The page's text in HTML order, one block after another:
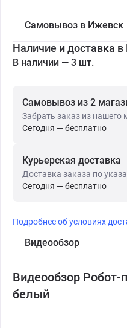
Самовывоз в Ижевск
Наличие и доставка
В наличии — 3 шт.
Самовывоз из 2
Забрать заказ из нашего
Сегодня — бесплатно
Курьерская доставка
Доставка заказа по
Сегодня — бесплатно
Подробнее об условиях
Видеообзор
Видеообзор Робот-
белый